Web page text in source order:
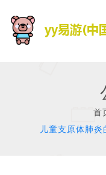
首
儿童支原体肺